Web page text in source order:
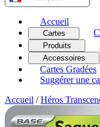
Accueil
Cartes
Produits
Accessoires
Cartes Gradées
Suggérer une
Accueil / Héros